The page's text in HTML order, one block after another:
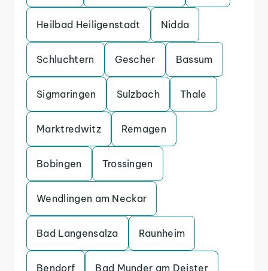
Heilbad Heiligenstadt Nidda
Schluchtern Gescher Bassum
Sigmaringen Sulzbach Thale
Marktredwitz Remagen
Bobingen Trossingen
Wendlingen am Neckar
Bad Langensalza Raunheim
Bendorf Bad Munder am Deister